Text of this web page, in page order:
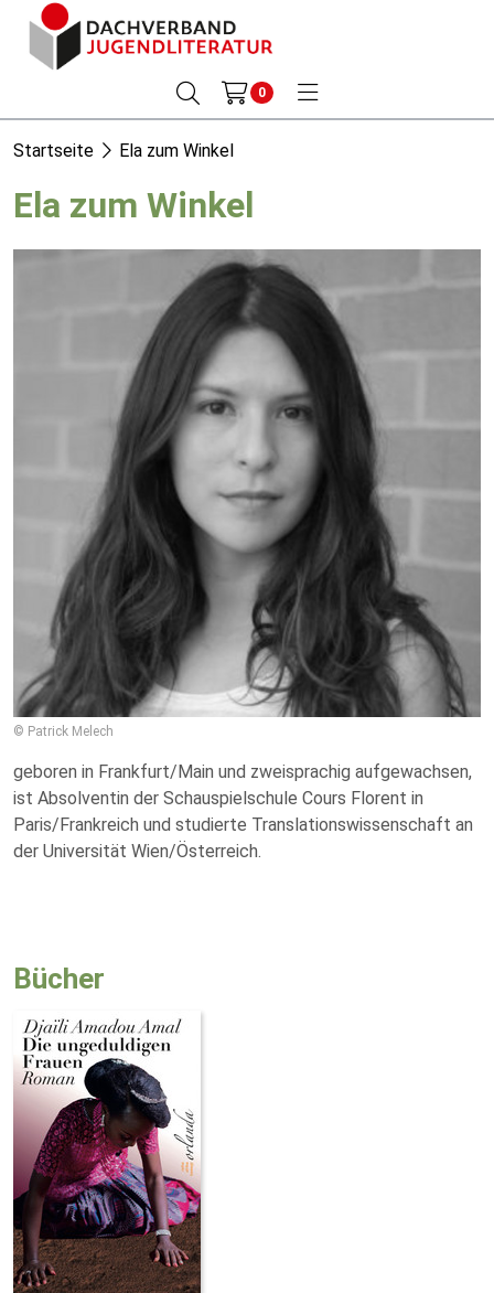
0
Startseite Ela zum Winkel
Ela zum Winkel
© Patrick Melech
geboren in Frankfurt/Main und zweisprachig aufgewachsen,
ist Absolventin der Schauspielschule Cours Florent in
Paris/Frankreich und studierte Translationswissenschaft an
der Universität Wien/Österreich.
Bücher